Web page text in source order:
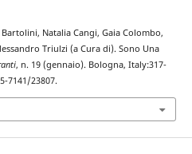
Natalia Cangi, Gaia Colombo,
Triulzi (a Cura di). Sono Una
, n. 19 (gennaio). Bologna, Italy:317-
7141/23807.